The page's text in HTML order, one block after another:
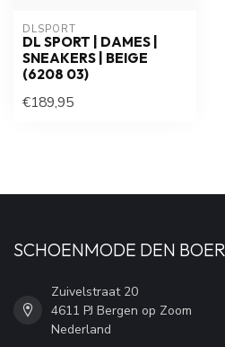
DLSPORT
DL SPORT | DAMES |
SNEAKERS | BEIGE
(6208 03)
€189,95
SCHOENMODE DEN BOER
Zuivelstraat 20
4611 PJ Bergen op Zoom
Nederland